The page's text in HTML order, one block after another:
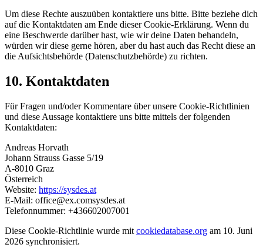
Um diese Rechte auszuüben kontaktiere uns bitte. Bitte beziehe dich
auf die Kontaktdaten am Ende dieser Cookie-Erklärung. Wenn du
eine Beschwerde darüber hast, wie wir deine Daten behandeln,
würden wir diese gerne hören, aber du hast auch das Recht diese an
die Aufsichtsbehörde (Datenschutzbehörde) zu richten.
10. Kontaktdaten
Für Fragen und/oder Kommentare über unsere Cookie-Richtlinien
und diese Aussage kontaktiere uns bitte mittels der folgenden
Kontaktdaten:
Andreas Horvath
Johann Strauss Gasse 5/19
A-8010 Graz
Österreich
Website: https://sysdes.at
E-Mail: office@ex.comsysdes.at
Telefonnummer: +436602007001
Diese Cookie-Richtlinie wurde mit cookiedatabase.org am 10. Juni
2026 synchronisiert.